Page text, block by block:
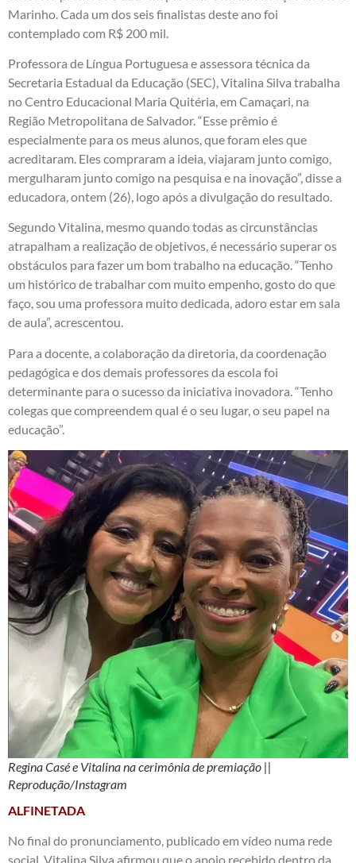
Marinho. Cada um dos seis finalistas deste ano foi
contemplado com R$ 200 mil.
Professora de Língua Portuguesa e assessora técnica da
Secretaria Estadual da Educação (SEC), Vitalina Silva trabalha
no Centro Educacional Maria Quitéria, em Camaçari, na
Região Metropolitana de Salvador. “Esse prêmio é
especialmente para os meus alunos, que foram eles que
acreditaram. Eles compraram a ideia, viajaram junto comigo,
mergulharam junto comigo na pesquisa e na inovação”, disse a
educadora, ontem (26), logo após a divulgação do resultado.
Segundo Vitalina, mesmo quando todas as circunstâncias
atrapalham a realização de objetivos, é necessário superar os
obstáculos para fazer um bom trabalho na educação. “Tenho
um histórico de trabalhar com muito empenho, gosto do que
faço, sou uma professora muito dedicada, adoro estar em sala
de aula”, acrescentou.
Para a docente, a colaboração da diretoria, da coordenação
pedagógica e dos demais professores da escola foi
determinante para o sucesso da iniciativa inovadora. “Tenho
colegas que compreendem qual é o seu lugar, o seu papel na
educação”.
Regina Casé e Vitalina na cerimônia de premiação ||
Reprodução/Instagram
ALFINETADA
No final do pronunciamento, publicado em vídeo numa rede
social, Vitalina Silva afirmou que o apoio recebido dentro da